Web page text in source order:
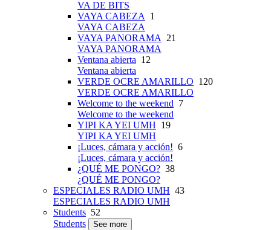
VA DE BITS
VAYA CABEZA 1
VAYA CABEZA
VAYA PANORAMA 21
VAYA PANORAMA
Ventana abierta 12
Ventana abierta
VERDE OCRE AMARILLO 120
VERDE OCRE AMARILLO
Welcome to the weekend 7
Welcome to the weekend
YIPI KA YEI UMH 19
YIPI KA YEI UMH
¡Luces, cámara y acción! 6
¡Luces, cámara y acción!
¿QUÉ ME PONGO? 38
¿QUÉ ME PONGO?
ESPECIALES RADIO UMH 43
ESPECIALES RADIO UMH
Students 52
Students
See more